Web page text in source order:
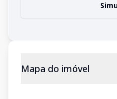
Mapa do imóvel